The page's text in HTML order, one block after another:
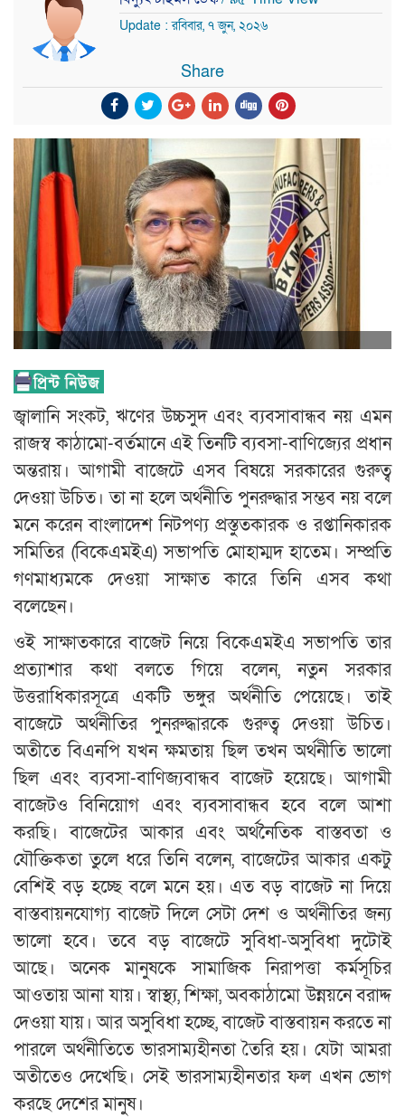
Update : রবিবার, ৭ জুন, ২০২৬
Share
জ্বালানি সংকট, ঋণের উচ্চসুদ এবং ব্যবসাবান্ধব নয় এমন
রাজস্ব কাঠামো-বর্তমানে এই তিনটি ব্যবসা-বাণিজ্যের প্রধান
অন্তরায়। আগামী বাজেটে এসব বিষয়ে সরকারের গুরুত্ব
দেওয়া উচিত। তা না হলে অর্থনীতি পুনরুদ্ধার সম্ভব নয় বলে
মনে করেন বাংলাদেশ নিটপণ্য প্রস্তুতকারক ও রপ্তানিকারক
সমিতির (বিকেএমইএ) সভাপতি মোহাম্মদ হাতেম। সম্প্রতি
গণমাধ্যমকে দেওয়া সাক্ষাত কারে তিনি এসব কথা
বলেছেন।
ওই সাক্ষাতকারে বাজেট নিয়ে বিকেএমইএ সভাপতি তার
প্রত্যাশার কথা বলতে গিয়ে বলেন, নতুন সরকার
উত্তরাধিকারসূত্রে একটি ভঙ্গুর অর্থনীতি পেয়েছে। তাই
বাজেটে অর্থনীতির পুনরুদ্ধারকে গুরুত্ব দেওয়া উচিত।
অতীতে বিএনপি যখন ক্ষমতায় ছিল তখন অর্থনীতি ভালো
ছিল এবং ব্যবসা-বাণিজ্যবান্ধব বাজেট হয়েছে। আগামী
বাজেটও বিনিয়োগ এবং ব্যবসাবান্ধব হবে বলে আশা
করছি। বাজেটের আকার এবং অর্থনৈতিক বাস্তবতা ও
যৌক্তিকতা তুলে ধরে তিনি বলেন, বাজেটের আকার একটু
বেশিই বড় হচ্ছে বলে মনে হয়। এত বড় বাজেট না দিয়ে
বাস্তবায়নযোগ্য বাজেট দিলে সেটা দেশ ও অর্থনীতির জন্য
ভালো হবে। তবে বড় বাজেটে সুবিধা-অসুবিধা দুটোই
আছে। অনেক মানুষকে সামাজিক নিরাপত্তা কর্মসূচির
আওতায় আনা যায়। স্বাস্থ্য, শিক্ষা, অবকাঠামো উন্নয়নে বরাদ্দ
দেওয়া যায়। আর অসুবিধা হচ্ছে, বাজেট বাস্তবায়ন করতে না
পারলে অর্থনীতিতে ভারসাম্যহীনতা তৈরি হয়। যেটা আমরা
অতীতেও দেখেছি। সেই ভারসাম্যহীনতার ফল এখন ভোগ
করছে দেশের মানুষ।